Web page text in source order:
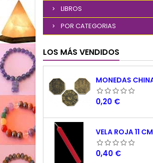
LIBROS
POR CATEGORIAS
LOS MÁS VENDIDOS
Precio
0,20 €
VELA ROJA 11 CM
Precio
0,40 €